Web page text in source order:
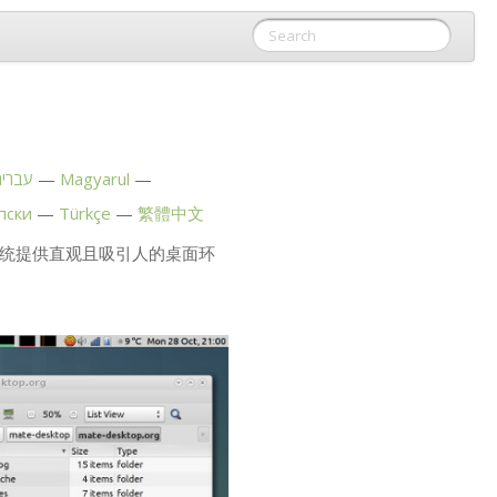
Magyarul
Türkçe
繁體中文
提供直观且吸引人的桌面环